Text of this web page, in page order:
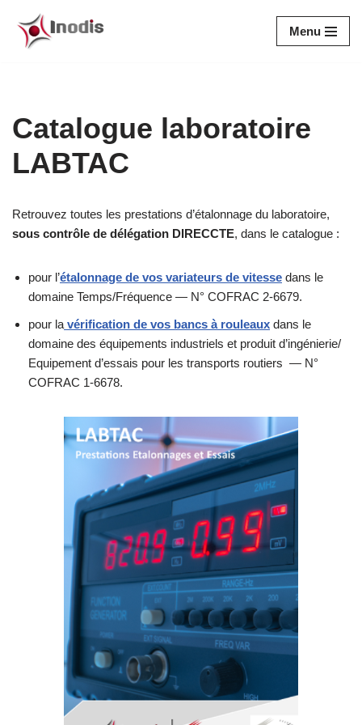
Aller
Menu
Catalogue laboratoire
LABTAC
Retrouvez toutes les prestations d’étalonnage du laboratoire,
sous contrôle de délégation DIRECCTE, dans le catalogue :
pour l’étalonnage de vos variateurs de vitesse dans le
domaine Temps/Fréquence — N° COFRAC 2-6679.
pour la vérification de vos bancs à rouleaux dans le
domaine des équipements industriels et produit d’ingénierie/
Equipement d’essais pour les transports routiers — N°
COFRAC 1-6678.